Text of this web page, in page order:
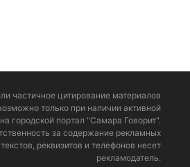
частичное цитирование материалов
только при наличии активной
городской портал "Самара Говорит".
за содержание рекламных
текстов, реквизитов и телефонов несет
рекламодатель.